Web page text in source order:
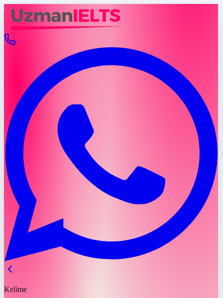
Kelime